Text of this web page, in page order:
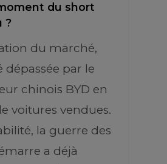
du short
?
du marché,
dépassée par le
chinois BYD en
voitures vendues.
la guerre des
a déjà